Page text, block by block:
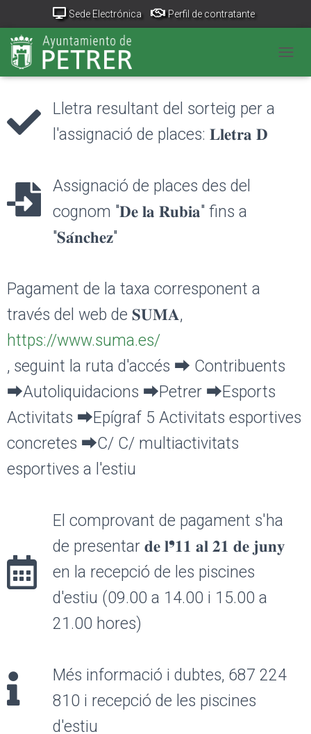
Sede Electrónica Perfil de contratante
Portal Transparencia
Canal de denuncias
Lletra resultant del sorteig per a
l'assignació de places: 𝐋𝐥𝐞𝐭𝐫𝐚 𝐃
Assignació de places des del
cognom "𝐃𝐞 𝐥𝐚 𝐑𝐮𝐛𝐢𝐚" fins a
"𝐒𝐚́𝐧𝐜𝐡𝐞𝐳"
Pagament de la taxa corresponent a
través del web de 𝐒𝐔𝐌𝐀,
https://www.suma.es/
, seguint la ruta d'accés ⮕ Contribuents
⮕Autoliquidacions ⮕Petrer ⮕Esports
Activitats ⮕Epígraf 5 Activitats esportives
concretes ⮕C/ C/ multiactivitats
esportives a l'estiu
El comprovant de pagament s'ha
de presentar 𝐝𝐞 𝐥❜𝟏𝟏 𝐚𝐥 𝟐𝟏 𝐝𝐞 𝐣𝐮𝐧𝐲
en la recepció de les piscines
d'estiu (09.00 a 14.00 i 15.00 a
21.00 hores)
Més informació i dubtes, 687 224
810 i recepció de les piscines
d'estiu